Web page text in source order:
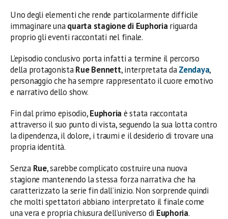
Uno degli elementi che rende particolarmente difficile
immaginare unaquarta stagione di Euphoriariguarda
proprio gli eventi raccontati nel finale.
L’episodio conclusivo porta infatti a termine il percorso
della protagonistaRue Bennett, interpretata daZendaya,
personaggio che ha sempre rappresentato il cuore emotivo
e narrativo dello show.
Fin dal primo episodio,Euphoriaè stata raccontata
attraverso il suo punto di vista, seguendo la sua lotta contro
la dipendenza, il dolore, i traumi e il desiderio di trovare una
propria identità.
Senza Rue, sarebbe complicato costruire una nuova
stagione mantenendo la stessa forza narrativa che ha
caratterizzato la serie fin dall’inizio. Non sorprende quindi
che molti spettatori abbiano interpretato il finale come
una vera e propria chiusura dell’universo di Euphoria.